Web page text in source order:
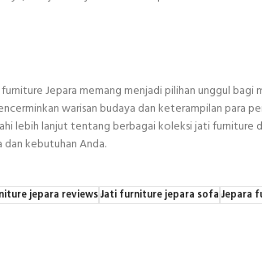
Jepara memang menjadi pilihan unggul bagi
warisan budaya dan keterampilan para
lebih lanjut tentang berbagai koleksi jati furniture
kebutuhan Anda.
jepara reviewsJati furniture jepara sofaJepara